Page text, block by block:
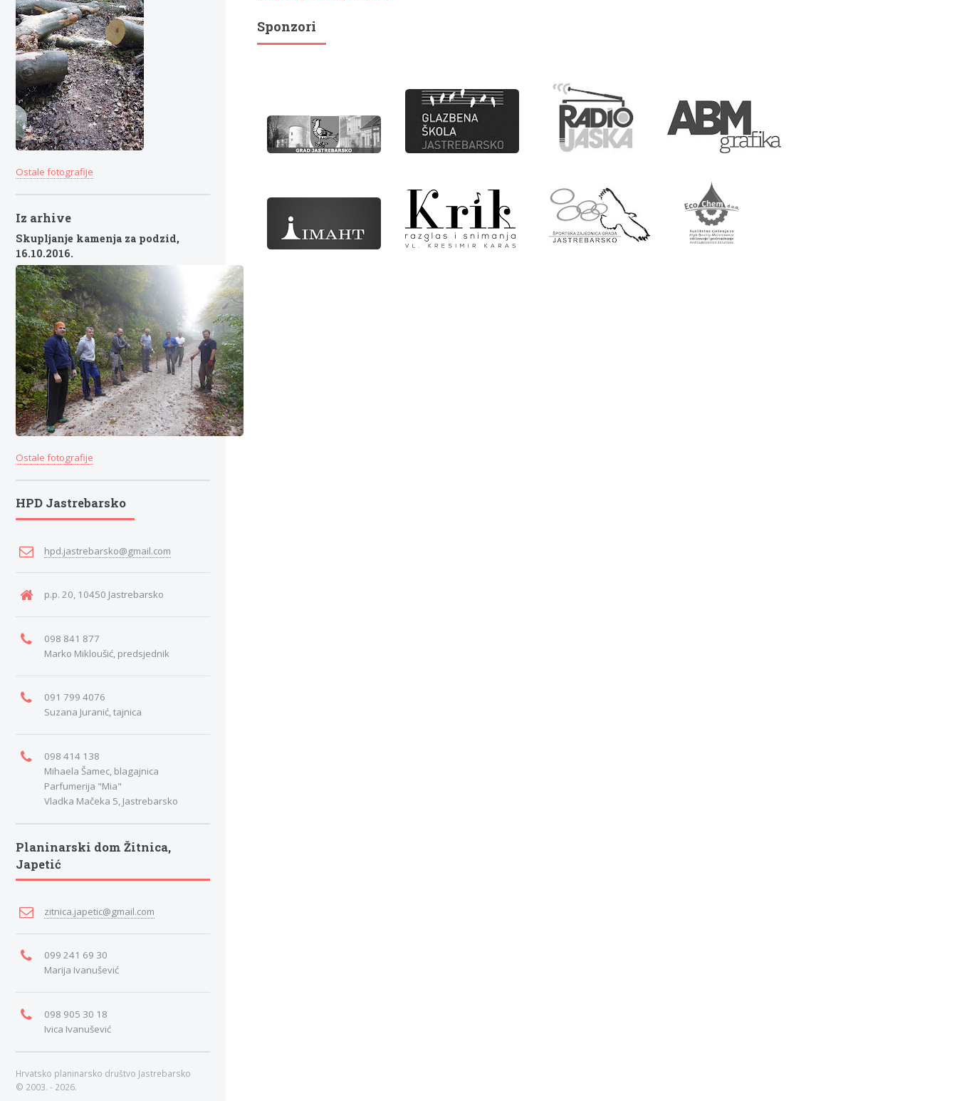
Sponzori
Ostale fotografije
Iz arhive
Skupljanje kamenja za podzid,
16.10.2016.
Ostale fotografije
HPD Jastrebarsko
hpd.jastrebarsko@gmail.com
p.p. 20, 10450 Jastrebarsko
098 841 877
Marko Mikloušić, predsjednik
091 799 4076
Suzana Juranić, tajnica
098 414 138
Mihaela Šamec, blagajnica
Parfumerija "Mia"
Vladka Mačeka 5, Jastrebarsko
Planinarski dom Žitnica,
Japetić
zitnica.japetic@gmail.com
099 241 69 30
Marija Ivanušević
098 905 30 18
Ivica Ivanušević
Hrvatsko planinarsko društvo Jastrebarsko
© 2003. - 2026.